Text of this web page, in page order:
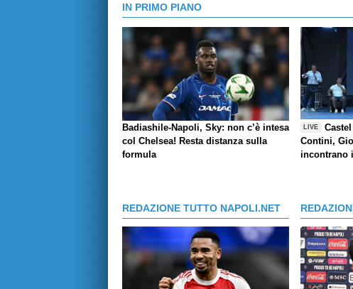
IN PRIMO PIANO
Badiashile-Napoli, Sky: non c’è intesa
col Chelsea! Resta distanza sulla
formula
LIVE
Contini,
incontrano
REDAZIONE TUTTO NAPOLI.NET